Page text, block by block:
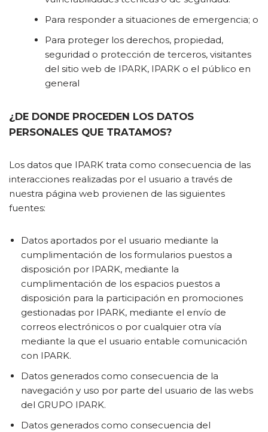
Para responder a situaciones de emergencia; o
Para proteger los derechos, propiedad,
seguridad o protección de terceros, visitantes
del sitio web de IPARK, IPARK o el público en
general
¿DE DONDE PROCEDEN LOS DATOS
PERSONALES QUE TRATAMOS?
Los datos que IPARK trata como consecuencia de las
interacciones realizadas por el usuario a través de
nuestra página web provienen de las siguientes
fuentes:
Datos aportados por el usuario mediante la
cumplimentación de los formularios puestos a
disposición por IPARK, mediante la
cumplimentación de los espacios puestos a
disposición para la participación en promociones
gestionadas por IPARK, mediante el envío de
correos electrónicos o por cualquier otra vía
mediante la que el usuario entable comunicación
con IPARK.
Datos generados como consecuencia de la
navegación y uso por parte del usuario de las webs
del GRUPO IPARK.
Datos generados como consecuencia del